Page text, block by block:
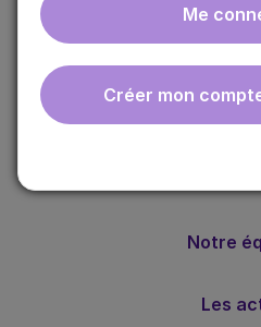
Me
Créer mon
ebmfrance est une base de
gratuite adaptée à la
Notre
Les